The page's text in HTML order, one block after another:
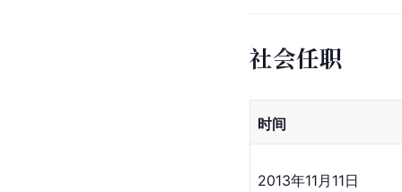
社会任职
时间
2013年11月11日